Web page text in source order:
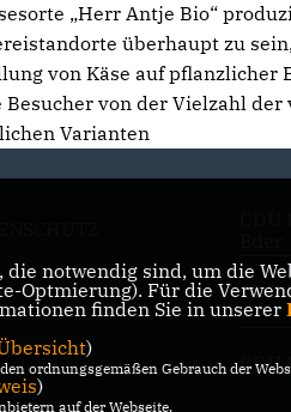
„Herr Antje Bio“
überhaupt zu
von Käse auf pflanzlicher
von der Vielzahl
Varianten
CDU
CDU
die notwendig sind, um die
Optmierung). Für die
finden Sie in unserer
)
ordnungsgemäßen Gebrauch der
)
auf der Webseite.